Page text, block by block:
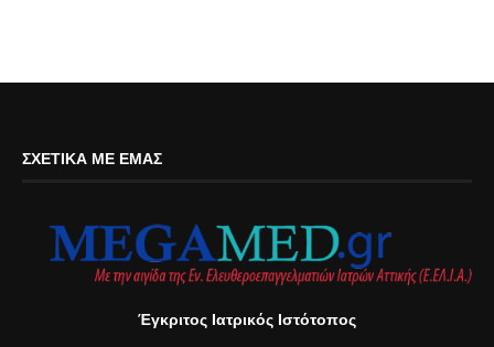
ΣΧΕΤΙΚΆ ΜΕ ΕΜΆΣ
Έγκριτος Ιατρικός Ιστότοπος